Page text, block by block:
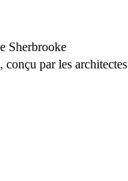
Sherbrooke
par les architectes